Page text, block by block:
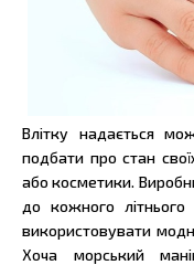
Влітку надається
подбати про стан
або косметики.
до кожного
використовувати
Хоча морський